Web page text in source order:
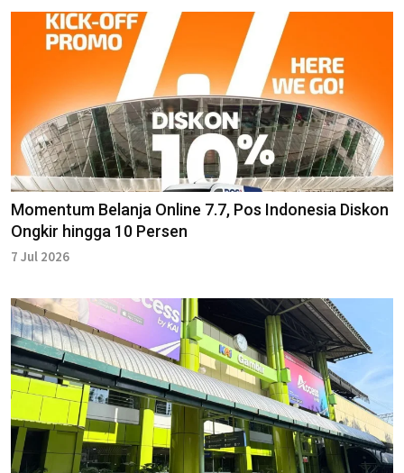
Momentum Belanja Online 7.7, Pos Indonesia Diskon
Ongkir hingga 10 Persen
7 Jul 2026